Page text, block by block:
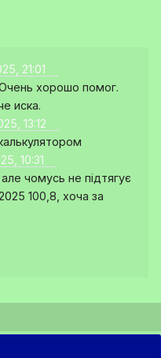
21:01
хорошо помог.
иска.
13:12
10:31
чомусь не підтягує
100,8, хоча за